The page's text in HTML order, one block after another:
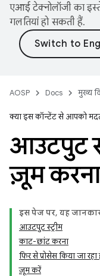
एआई टेक्नोलॉजी का
गलतियां हो सकती हैं.
AOSP Docs मुख्य
क्या इस कॉन्टेंट से आपको
आउटपुट
ज़ूम करना
इस पेज पर, यह
आउटपुट स्ट्रीम
काट-छांट करना
फिर से प्रोसेस किया जा रहा
ज़ूम करें